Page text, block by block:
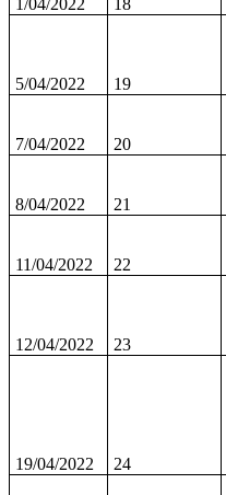
1/04/2022 18
5/04/2022 19
7/04/2022 20
8/04/2022 21
11/04/2022 22
12/04/2022 23
19/04/2022 24